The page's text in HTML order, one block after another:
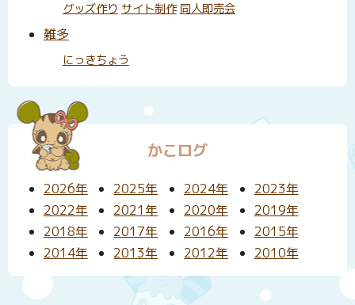
グッズ作り サイト制作 同人即売会
雑多
にっきちょう
かこログ
2026年 2025年 2024年
2023年
2022年
2021年 2020年
2019年
2018年
2017年 2016年
2015年
2014年
2013年 2012年 2010年